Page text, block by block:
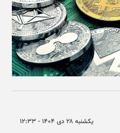
يکشنبه ۲۸ دی ۱۴۰۴ - ۱۲:۳۳